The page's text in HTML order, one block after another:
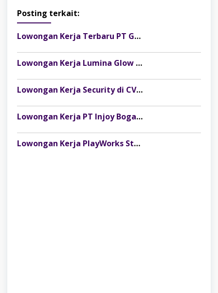
Posting terkait:
Lowongan Kerja Terbaru PT Gelora Citra Kimia Abadi Palembang
Lowongan Kerja Lumina Glow Clinic & Salon Palembang Terbaru
Lowongan Kerja Security di CV Indosteel Sumber Berkat Palembang
Lowongan Kerja PT Injoy Boga Indonesia (Distributor Es Krim Aice Palembang)
Lowongan Kerja PlayWorks Store Palembang Trade Centre Terbaru